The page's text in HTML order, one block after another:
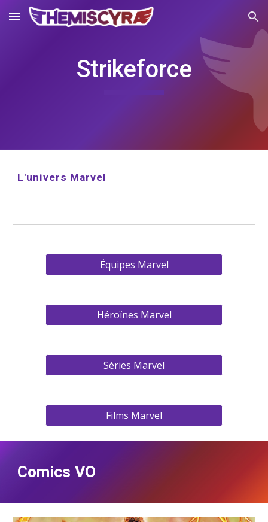
Skip to main content Skip to navigation
Strikeforce
L'univers Marvel
Équipes Marvel
Héroïnes Marvel
Séries Marvel
Films Marvel
Comics VO